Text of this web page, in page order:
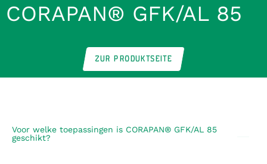
CORAPAN® GFK/AL 85
ZUR PRODUKTSEITE
Voor welke toepassingen is CORAPAN® GFK/AL 85
geschikt?